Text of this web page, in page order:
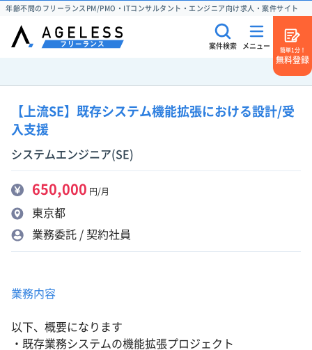
年齢不問のフリーランスPM/PMO・ITコンサルタント・エンジニア向け求人・案件サイト
案件検索 メニュー
簡単1分！
無料登録
【上流SE】既存システム機能拡張における設計/受
入支援
システムエンジニア(SE)
650,000 円/月
東京都
業務委託 / 契約社員
業務内容
以下、概要になります
・既存業務システムの機能拡張プロジェクト